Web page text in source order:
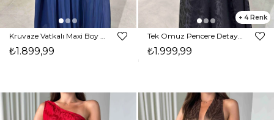
₺1.899,99
4
Tek Omuz Pencere Detaylı Maxi Siyah Norma Kadın Elbise 26Y485
₺1.999,99